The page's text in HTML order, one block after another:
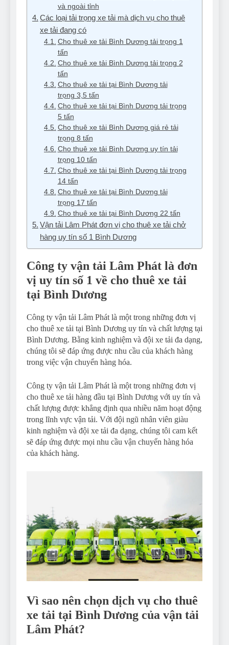
và ngoài tỉnh
Các loại tải trọng xe tải mà dịch vụ cho thuê
xe tải đang có
Cho thuê xe tải Bình Dương tải trọng 1
tấn
Cho thuê xe tải Bình Dương tải trọng 2
tấn
Cho thuê xe tải tại Bình Dương tải
trọng 3,5 tấn
Cho thuê xe tải tại Bình Dương tải trọng
5 tấn
Cho thuê xe tải Bình Dương giá rẻ tải
trọng 8 tấn
Cho thuê xe tải Bình Dương uy tín tải
trọng 10 tấn
Cho thuê xe tải tại Bình Dương tải trọng
14 tấn
Cho thuê xe tải tại Bình Dương tải
trọng 17 tấn
Cho thuê xe tải tại Bình Dương 22 tấn
Vận tải Lâm Phát đơn vị cho thuê xe tải chở
hàng uy tín số 1 Bình Dương
Công ty vận tải Lâm Phát là đơn
vị uy tín số 1 về cho thuê xe tải
tại Bình Dương
Công ty vận tải Lâm Phát là một trong những đơn vị
cho thuê xe tải tại Bình Dương uy tín và chất lượng tại
Bình Dương. Bằng kinh nghiệm và đội xe tải đa dạng,
chúng tôi sẽ đáp ứng được nhu cầu của khách hàng
trong việc vận chuyển hàng hóa.
Công ty vận tải Lâm Phát là một trong những đơn vị
cho thuê xe tải hàng đầu tại Bình Dương với uy tín và
chất lượng được khẳng định qua nhiều năm hoạt động
trong lĩnh vực vận tải. Với đội ngũ nhân viên giàu
kinh nghiệm và đội xe tải đa dạng, chúng tôi cam kết
sẽ đáp ứng được mọi nhu cầu vận chuyển hàng hóa
của khách hàng.
Vì sao nên chọn dịch vụ cho thuê
xe tải tại Bình Dương của vận tải
Lâm Phát?